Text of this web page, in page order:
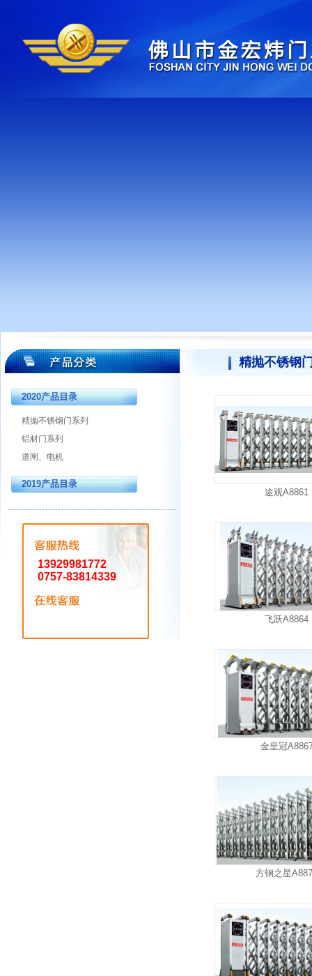
2020产品目录
精抛不锈钢门系列
铝材门系列
道闸、电机
2019产品目录
13929981772
0757-83814339
精抛不锈钢
途观A8861
飞跃A8864
金皇冠
方钢之星